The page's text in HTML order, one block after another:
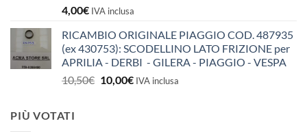
4,00€ IVA inclusa
RICAMBIO ORIGINALE PIAGGIO COD. 487935
(ex 430753): SCODELLINO LATO FRIZIONE per
APRILIA - DERBI - GILERA - PIAGGIO - VESPA
10,50€ Il
10,00€IlIVA inclusa
PIÙ VOTATI